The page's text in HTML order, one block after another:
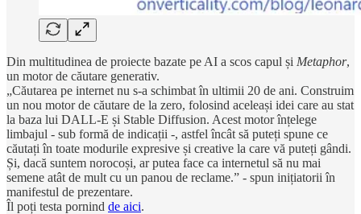
Din multitudinea de proiecte bazate pe AI a scos capul și Metaphor,
un motor de căutare generativ.
„Căutarea pe internet nu s-a schimbat în ultimii 20 de ani. Construim
un nou motor de căutare de la zero, folosind aceleași idei care au stat
la baza lui DALL-E și Stable Diffusion. Acest motor înțelege
limbajul - sub formă de indicații -, astfel încât să puteți spune ce
căutați în toate modurile expresive și creative la care vă puteți gândi.
Și, dacă suntem norocoși, ar putea face ca internetul să nu mai
semene atât de mult cu un panou de reclame.” - spun inițiatorii în
manifestul de prezentare.
Îl poți testa pornind de aici.